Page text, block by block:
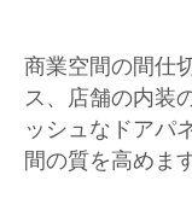
商業空間の間仕
ス、店舗の内装
ッシュなドアパ
間の質を高めます